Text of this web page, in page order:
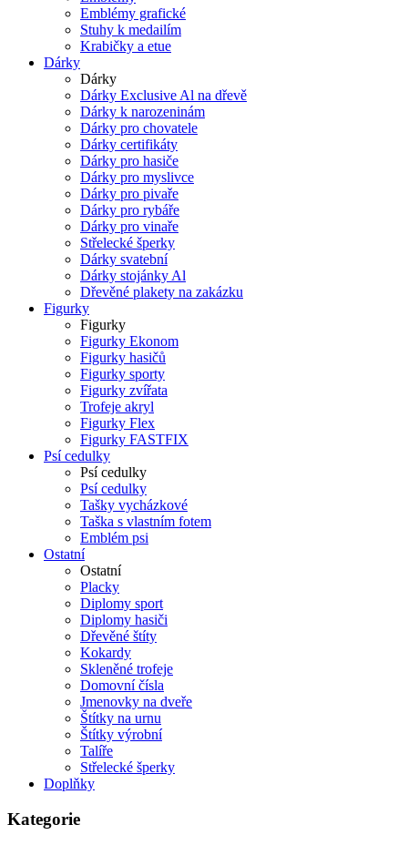
Emblémy grafické
Stuhy k medailím
Krabičky a etue
Dárky
Dárky
Dárky Exclusive Al na dřevě
Dárky k narozeninám
Dárky pro chovatele
Dárky certifikáty
Dárky pro hasiče
Dárky pro myslivce
Dárky pro pivaře
Dárky pro rybáře
Dárky pro vinaře
Střelecké šperky
Dárky svatební
Dárky stojánky Al
Dřevěné plakety na zakázku
Figurky
Figurky
Figurky Ekonom
Figurky hasičů
Figurky sporty
Figurky zvířata
Trofeje akryl
Figurky Flex
Figurky FASTFIX
Psí cedulky
Psí cedulky
Psí cedulky
Tašky vycházkové
Taška s vlastním fotem
Emblém psi
Ostatní
Ostatní
Placky
Diplomy sport
Diplomy hasiči
Dřevěné štíty
Kokardy
Skleněné trofeje
Domovní čísla
Jmenovky na dveře
Štítky na urnu
Štítky výrobní
Talíře
Střelecké šperky
Doplňky
Kategorie